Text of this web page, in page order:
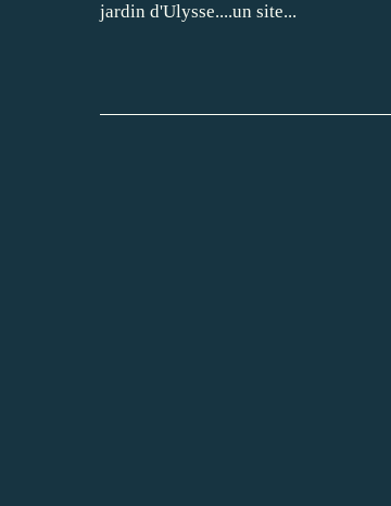
jardin d'Ulysse....un site...